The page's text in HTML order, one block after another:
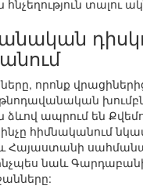
տալու
որոնք
ապրում են
հիմնականում
Հայաստանի
նաև